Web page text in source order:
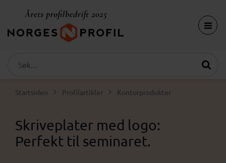
Startsiden Profilartikler Kontorprodukter
Skriveplater med logo:
Perfekt til seminaret.